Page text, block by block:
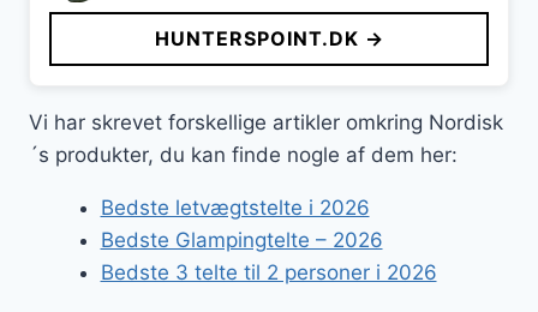
HUNTERSPOINT.DK →
Vi har skrevet forskellige artikler omkring Nordisk
´s produkter, du kan finde nogle af dem her:
Bedste letvægtstelte i 2026
Bedste Glampingtelte – 2026
Bedste 3 telte til 2 personer i 2026